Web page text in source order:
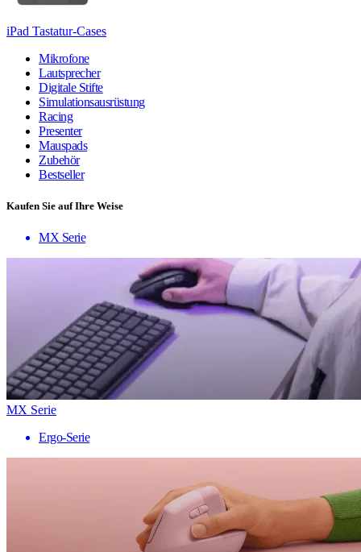
iPad Tastatur-Cases
Mikrofone
Lautsprecher
Digitale Stifte
Simulationsausrüstung
Racing
Presenter
Mauspads
Zubehör
Bestseller
Kaufen Sie auf Ihre Weise
MX Serie
MX Serie
Ergo-Serie